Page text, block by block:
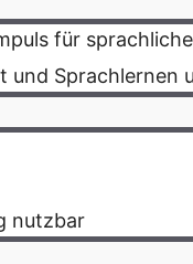
für
und Sprachlernen
nutzbar